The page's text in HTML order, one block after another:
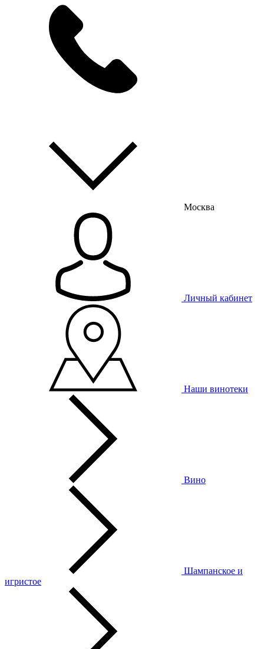
Москва
Личный кабинет
Наши винотеки
Вино
Шампанское и
игристое